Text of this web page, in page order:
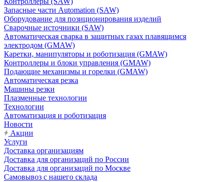
Запасные части Automation (SAW)
Оборудование для позиционирования изделий
Сварочные источники (SAW)
Автоматическая сварка в защитных газах плавящимся
электродом (GMAW)
Каретки, манипуляторы и роботизация (GMAW)
Контроллеры и блоки управления (GMAW)
Подающие механизмы и горелки (GMAW)
Автоматическая резка
Машины резки
Плазменные технологии
Технологии
Автоматизация и роботизация
Новости
Акции
Услуги
Доставка организациям
Доставка для организаций по России
Доставка для организаций по Москве
Самовывоз с нашего склада